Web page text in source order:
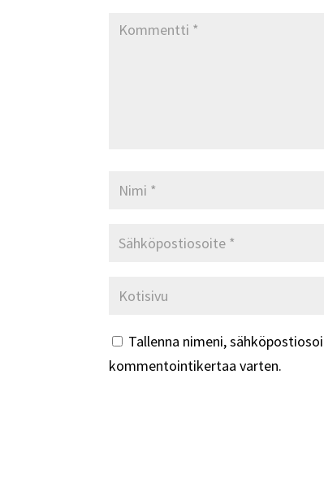
Tallenna nimeni,
kommentointikertaa varten.